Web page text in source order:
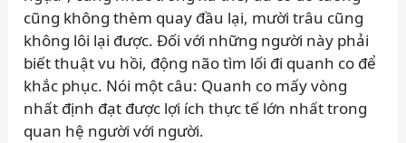
cũng không thèm quay đầu lại, mười trâu cũng
không lôi lại được. Đối với những người này phải
biết thuật vu hồi, động não tìm lối đi quanh co để
khắc phục. Nói một câu: Quanh co mấy vòng
nhất định đạt được lợi ích thực tế lớn nhất trong
quan hệ người với người.